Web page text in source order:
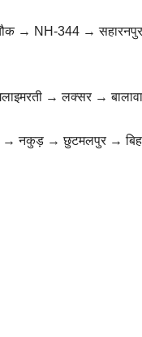
→ NH-344 →
→ लक्सर →
→ नकुड़ → छुटमलपुर →